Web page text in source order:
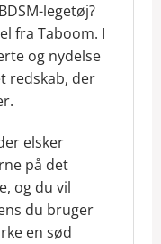
legetøj?
fra Taboom. I
og nydelse
redskab, der
elsker
på det
og du vil
du bruger
en sød